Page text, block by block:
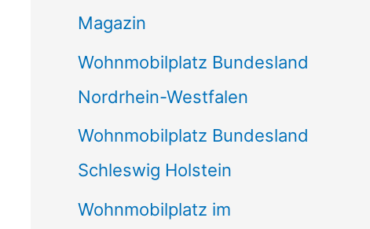
Magazin
Wohnmobilplatz Bundesland
Nordrhein-Westfalen
Wohnmobilplatz Bundesland
Schleswig Holstein
Wohnmobilplatz im